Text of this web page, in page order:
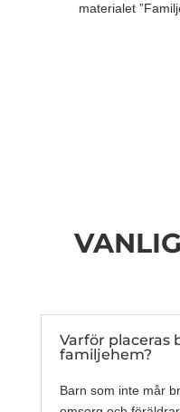
materialet
Varför placeras
familjehem?
Barn som inte mår